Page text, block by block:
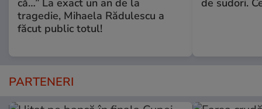
tragedie, Mihaela Rădulescu a
făcut public totul!
PARTENERI